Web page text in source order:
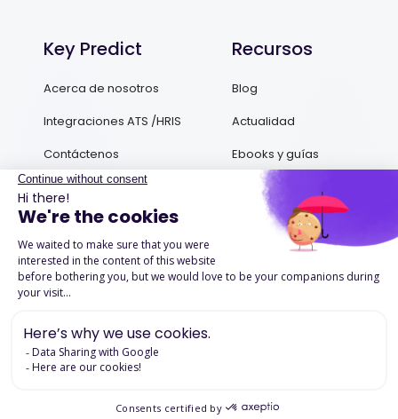
Key Predict
Acerca de nosotros
Integraciones ATS /HRIS
Contáctenos
Recursos
Blog
Actualidad
Ebooks y guías
Podcasts
Success Stories
Advertencias legales Politica de Confidencialidad